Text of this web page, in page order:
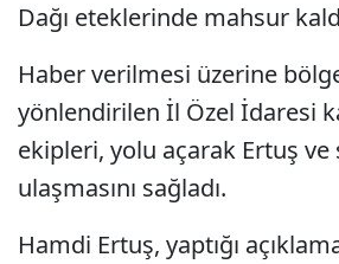
Dağı eteklerinde mahsur
Haber verilmesi üzerine
yönlendirilen İl Özel İdaresi
ekipleri, yolu açarak Ertuş
ulaşmasını sağladı.
Hamdi Ertuş, yaptığı